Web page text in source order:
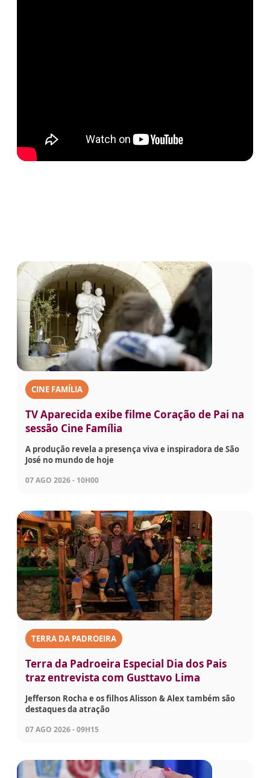
CINE FAMÍLIA
TV Aparecida exibe filme Coração de Pai na
sessão Cine Família
A produção revela a presença viva e inspiradora de São
José no mundo de hoje
07 AGO 2026 - 10H00
TERRA DA PADROEIRA
Terra da Padroeira Especial Dia dos Pais
traz entrevista com Gusttavo Lima
Jefferson Rocha e os filhos Alisson & Alex também são
destaques da atração
07 AGO 2026 - 09H15